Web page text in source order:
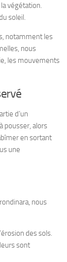
végétation.
soleil.
notamment les
nous
les mouvements
d’un
pousser, alors
en sortant
une
nous
des sols.
sont